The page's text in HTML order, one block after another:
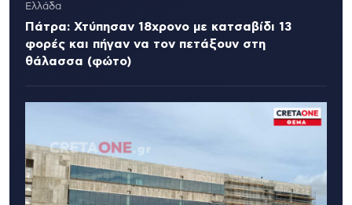
Ελλάδα
Πάτρα: Χτύπησαν 18χρονο με κατσαβίδι 13
φορές και πήγαν να τον πετάξουν στη
θάλασσα (φώτο)